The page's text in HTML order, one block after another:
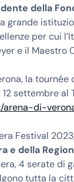
della
grande
per cui
e il Maestro
la
settembre al
arena-di-
Festival
e della
4 serate di
tutta la